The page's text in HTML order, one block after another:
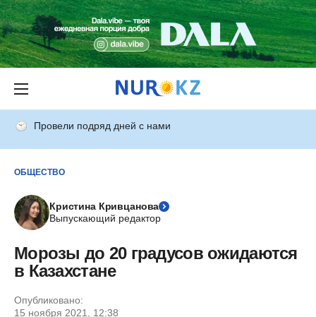
Провели подряд дней с нами
ОБЩЕСТВО
Кристина Кривцанова
Выпускающий редактор
Морозы до 20 градусов ожидаются
в Казахстане
Опубликовано:
15 ноября 2021, 12:38